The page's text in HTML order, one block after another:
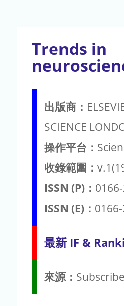
Trends in
出版商：
SCIENCE
操作平台：
收錄範圍：
ISSN (P)：
ISSN (E)：
最新 IF &
來源：